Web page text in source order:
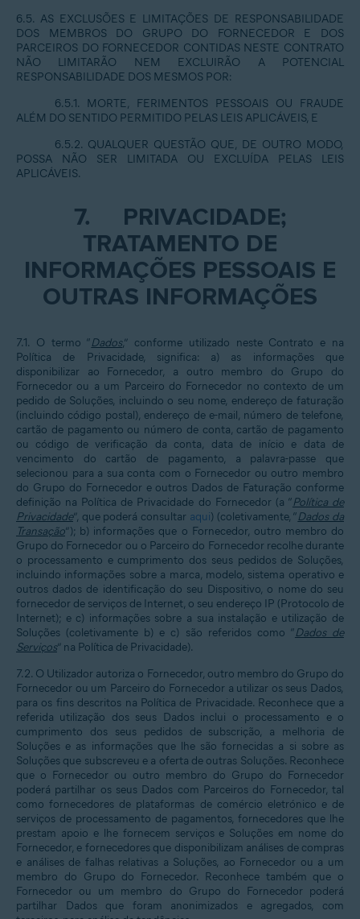
6.5. AS EXCLUSÕES E LIMITAÇÕES DE RESPONSABILIDADE
DOS MEMBROS DO GRUPO DO FORNECEDOR E DOS
PARCEIROS DO FORNECEDOR CONTIDAS NESTE CONTRATO
NÃO LIMITARÃO NEM EXCLUIRÃO A POTENCIAL
RESPONSABILIDADE DOS MESMOS POR:
6.5.1. MORTE, FERIMENTOS PESSOAIS OU FRAUDE
ALÉM DO SENTIDO PERMITIDO PELAS LEIS APLICÁVEIS, E
6.5.2. QUALQUER QUESTÃO QUE, DE OUTRO MODO,
POSSA NÃO SER LIMITADA OU EXCLUÍDA PELAS LEIS
APLICÁVEIS.
7.
PRIVACIDADE;
TRATAMENTO DE
INFORMAÇÕES PESSOAIS E
OUTRAS INFORMAÇÕES
7.1. O termo “Dados,” conforme utilizado neste Contrato e na
Política de Privacidade, significa: a) as informações que
disponibilizar ao Fornecedor, a outro membro do Grupo do
Fornecedor ou a um Parceiro do Fornecedor no contexto de um
pedido de Soluções, incluindo o seu nome, endereço de faturação
(incluindo código postal), endereço de e-mail, número de telefone,
cartão de pagamento ou número de conta, cartão de pagamento
ou código de verificação da conta, data de início e data de
vencimento do cartão de pagamento, a palavra-passe que
selecionou para a sua conta com o Fornecedor ou outro membro
do Grupo do Fornecedor e outros Dados de Faturação conforme
definição na Política de Privacidade do Fornecedor (a “Política de
Privacidade”, que poderá consultar aqui) (coletivamente, “Dados da
Transação”); b) informações que o Fornecedor, outro membro do
Grupo do Fornecedor ou o Parceiro do Fornecedor recolhe durante
o processamento e cumprimento dos seus pedidos de Soluções,
incluindo informações sobre a marca, modelo, sistema operativo e
outros dados de identificação do seu Dispositivo, o nome do seu
fornecedor de serviços de Internet, o seu endereço IP (Protocolo de
Internet); e c) informações sobre a sua instalação e utilização de
Soluções (coletivamente b) e c) são referidos como “Dados de
Serviços” na Política de Privacidade).
7.2. O Utilizador autoriza o Fornecedor, outro membro do Grupo do
Fornecedor ou um Parceiro do Fornecedor a utilizar os seus Dados,
para os fins descritos na Política de Privacidade. Reconhece que a
referida utilização dos seus Dados inclui o processamento e o
cumprimento dos seus pedidos de subscrição, a melhoria de
Soluções e as informações que lhe são fornecidas a si sobre as
Soluções que subscreveu e a oferta de outras Soluções. Reconhece
que o Fornecedor ou outro membro do Grupo do Fornecedor
poderá partilhar os seus Dados com Parceiros do Fornecedor, tal
como fornecedores de plataformas de comércio eletrónico e de
serviços de processamento de pagamentos, fornecedores que lhe
prestam apoio e lhe fornecem serviços e Soluções em nome do
Fornecedor, e fornecedores que disponibilizam análises de compras
e análises de falhas relativas a Soluções, ao Fornecedor ou a um
membro do Grupo do Fornecedor. Reconhece também que o
Fornecedor ou um membro do Grupo do Fornecedor poderá
partilhar Dados que foram anonimizados e agregados, com